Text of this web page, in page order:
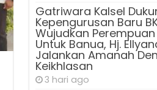
Gatriwara Kalsel
Kepengurusan Baru
Wujudkan
Untuk Banua, Hj.
Jalankan Amanah
Keikhlasan
3 hari ago